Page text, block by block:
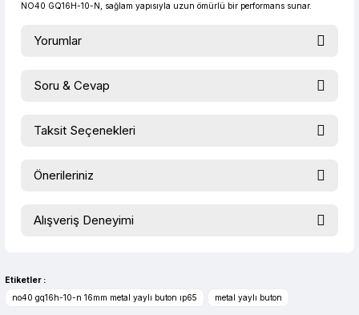
NO40 GQ16H-10-N, sağlam yapısıyla uzun ömürlü bir performans sunar.
Yorumlar
Soru & Cevap
Taksit Seçenekleri
Önerileriniz
konularda yetersiz gördüğünüz noktaları öneri formunu
Ürün resmi kalitesiz, bozuk veya görüntülenemiyor.
Alışveriş Deneyimi
Selim Toprak | 04/08/2026
Etiketler :
no40 gq16h-10-n 16mm metal yaylı buton ıp65
metal yaylı buton